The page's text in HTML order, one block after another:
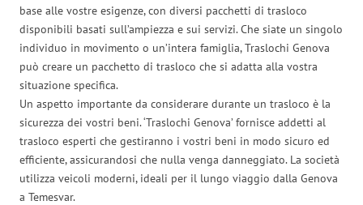
base alle vostre esigenze, con diversi pacchetti di trasloco
disponibili basati sull’ampiezza e sui servizi. Che siate un singolo
individuo in movimento o un’intera famiglia, Traslochi Genova
può creare un pacchetto di trasloco che si adatta alla vostra
situazione specifica.
Un aspetto importante da considerare durante un trasloco è la
sicurezza dei vostri beni. ‘Traslochi Genova’ fornisce addetti al
trasloco esperti che gestiranno i vostri beni in modo sicuro ed
efficiente, assicurandosi che nulla venga danneggiato. La società
utilizza veicoli moderni, ideali per il lungo viaggio dalla Genova
a Temesvar.